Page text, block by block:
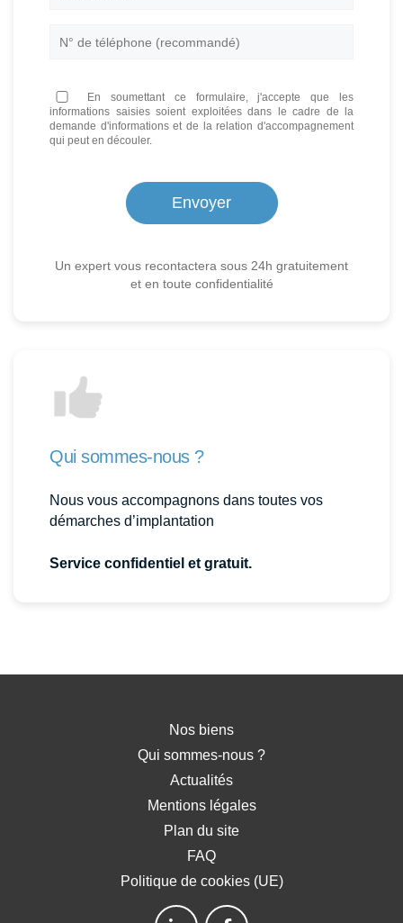
En soumettant ce formulaire, j'accepte que les
informations saisies soient exploitées dans le cadre de la
demande d'informations et de la relation d'accompagnement
qui peut en découler.
Un expert vous recontactera sous 24h gratuitement
et en toute confidentialité
Qui sommes-nous ?
Nous vous accompagnons dans toutes vos
démarches d’implantation
Service confidentiel et gratuit.
Nos biens
Qui sommes-nous ?
Actualités
Mentions légales
Plan du site
FAQ
Politique de cookies (UE)